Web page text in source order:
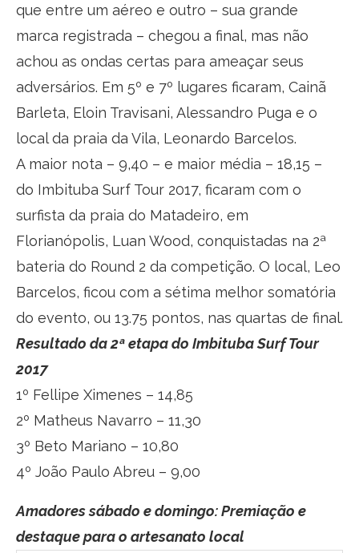
que entre um aéreo e outro – sua grande
marca registrada – chegou a final, mas não
achou as ondas certas para ameaçar seus
adversários. Em 5º e 7º lugares ficaram, Cainã
Barleta, Eloin Travisani, Alessandro Puga e o
local da praia da Vila, Leonardo Barcelos.
A maior nota – 9,40 – e maior média – 18,15 –
do Imbituba Surf Tour 2017, ficaram com o
surfista da praia do Matadeiro, em
Florianópolis, Luan Wood, conquistadas na 2ª
bateria do Round 2 da competição. O local, Leo
Barcelos, ficou com a sétima melhor somatória
do evento, ou 13.75 pontos, nas quartas de final.
Resultado da 2ª etapa do Imbituba Surf Tour
2017
1º Fellipe Ximenes – 14,85
2º Matheus Navarro – 11,30
3º Beto Mariano – 10,80
4º João Paulo Abreu – 9,00
Amadores sábado e domingo: Premiação e
destaque para o artesanato local